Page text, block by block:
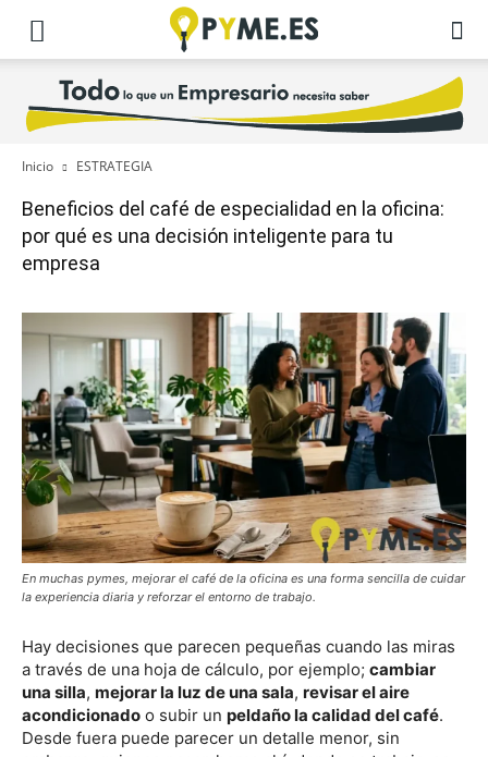
Inicio ESTRATEGIA
Beneficios del café de especialidad en la oficina:
por qué es una decisión inteligente para tu
empresa
En muchas pymes, mejorar el café de la oficina es una forma sencilla de cuidar
la experiencia diaria y reforzar el entorno de trabajo.
Hay decisiones que parecen pequeñas cuando las miras
a través de una hoja de cálculo, por ejemplo; cambiar
una silla, mejorar la luz de una sala, revisar el aire
acondicionado o subir un peldaño la calidad del café.
Desde fuera puede parecer un detalle menor, sin